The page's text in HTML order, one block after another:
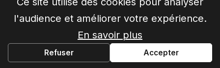
l'audience et améliorer votre expérience.
En savoir plus
Refuser Accepter